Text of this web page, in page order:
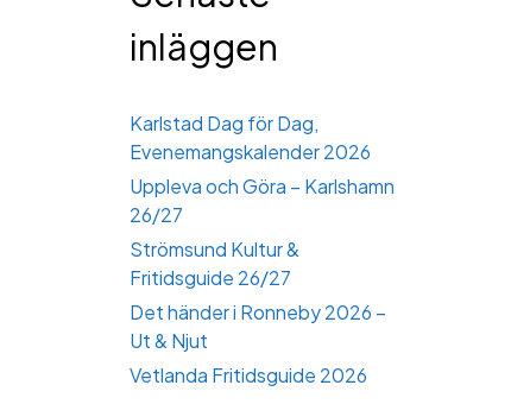
inläggen
Karlstad Dag för Dag,
Evenemangskalender 2026
Uppleva och Göra – Karlshamn
26/27
Strömsund Kultur &
Fritidsguide 26/27
Det händer i Ronneby 2026 –
Ut & Njut
Vetlanda Fritidsguide 2026